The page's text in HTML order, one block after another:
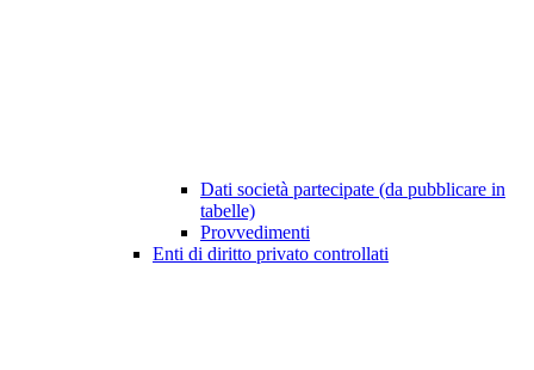
Dati società partecipate (da pubblicare in
tabelle)
Provvedimenti
Enti di diritto privato controllati